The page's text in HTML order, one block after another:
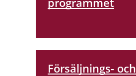
Försäljnings- och